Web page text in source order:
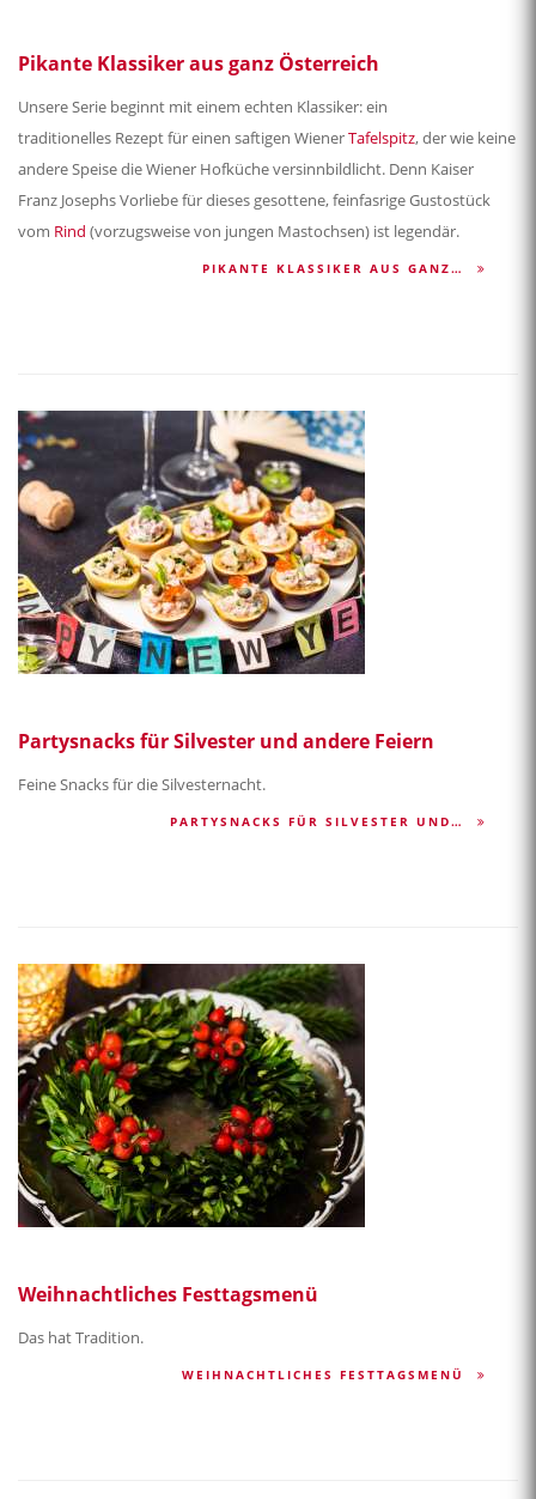
Pikante Klassiker aus ganz Österreich
Unsere Serie beginnt mit einem echten Klassiker: ein
traditionelles Rezept für einen saftigen WienerTafelspitz, der wie keine
andere Speise die Wiener Hofküche versinnbildlicht. Denn Kaiser
Franz Josephs Vorliebe für dieses gesottene, feinfasrige Gustostück
vom Rind (vorzugsweise von jungen Mastochsen) ist legendär.
PIKANTE KLASSIKER AUS GANZ…
Partysnacks für Silvester und andere Feiern
Feine Snacks für die Silvesternacht.
PARTYSNACKS FÜR SILVESTER UND…
Weihnachtliches Festtagsmenü
Das hat Tradition.
WEIHNACHTLICHES FESTTAGSMENÜ